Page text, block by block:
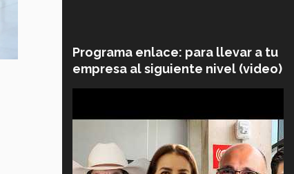
Programa enlace: para llevar a tu
empresa al siguiente nivel (video)